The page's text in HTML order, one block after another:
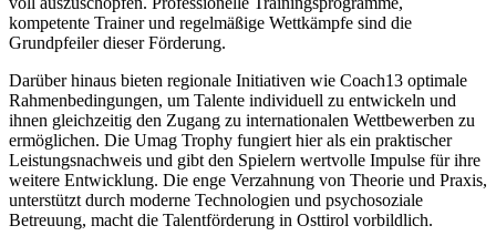
kompetente Trainer und regelmäßige Wettkämpfe sind die
Grundpfeiler dieser Förderung.
Darüber hinaus bieten regionale Initiativen wie Coach13 optimale
Rahmenbedingungen, um Talente individuell zu entwickeln und
ihnen gleichzeitig den Zugang zu internationalen Wettbewerben zu
ermöglichen. Die Umag Trophy fungiert hier als ein praktischer
Leistungsnachweis und gibt den Spielern wertvolle Impulse für ihre
weitere Entwicklung. Die enge Verzahnung von Theorie und Praxis,
unterstützt durch moderne Technologien und psychosoziale
Betreuung, macht die Talentförderung in Osttirol vorbildlich.